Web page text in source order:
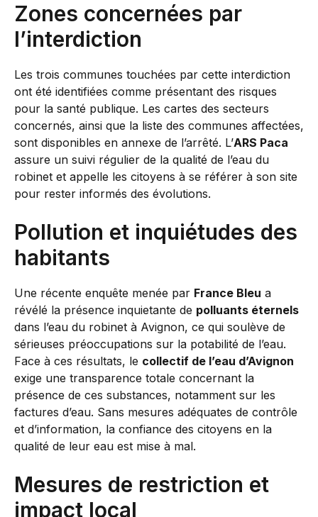
Zones concernées par
l’interdiction
Les trois communes touchées par cette interdiction
ont été identifiées comme présentant des risques
pour la santé publique. Les cartes des secteurs
concernés, ainsi que la liste des communes affectées,
sont disponibles en annexe de l’arrêté. L’ARS Paca
assure un suivi régulier de la qualité de l’eau du
robinet et appelle les citoyens à se référer à son site
pour rester informés des évolutions.
Pollution et inquiétudes des
habitants
Une récente enquête menée par France Bleu a
révélé la présence inquietante de polluants éternels
dans l’eau du robinet à Avignon, ce qui soulève de
sérieuses préoccupations sur la potabilité de l’eau.
Face à ces résultats, le collectif de l’eau d’Avignon
exige une transparence totale concernant la
présence de ces substances, notamment sur les
factures d’eau. Sans mesures adéquates de contrôle
et d’information, la confiance des citoyens en la
qualité de leur eau est mise à mal.
Mesures de restriction et
impact local